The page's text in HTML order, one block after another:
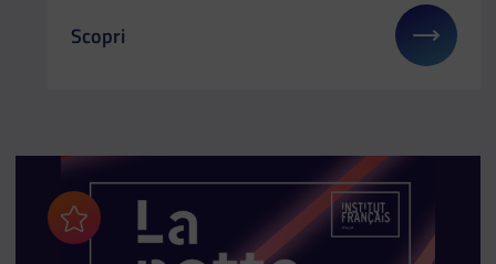
Il link ti porterà ad avere maggiori dettagli su: Il
Scopri
Aggiungi ai preferiti